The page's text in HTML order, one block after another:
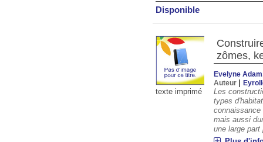
Disponible
texte imprimé
zômes,
Evelyne Adam
Auteur
|
Les
types
mais aussi
une large part